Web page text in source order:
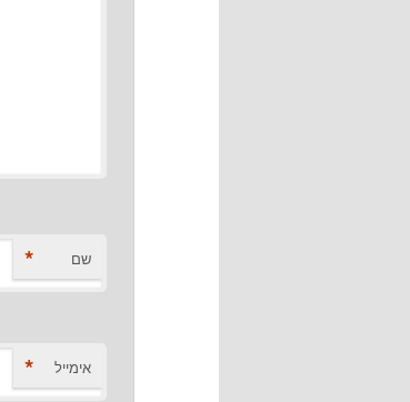
שם *
אימייל *